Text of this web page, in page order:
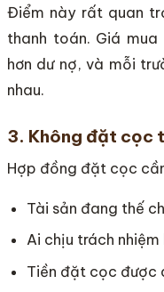
Điểm này rất quan
thanh toán. Giá
hơn dư nợ, và mỗi
nhau.
3. Không đặt cọc
Hợp đồng đặt cọc
Tài sản đang thế
Ai chịu trách
Tiền đặt cọc được